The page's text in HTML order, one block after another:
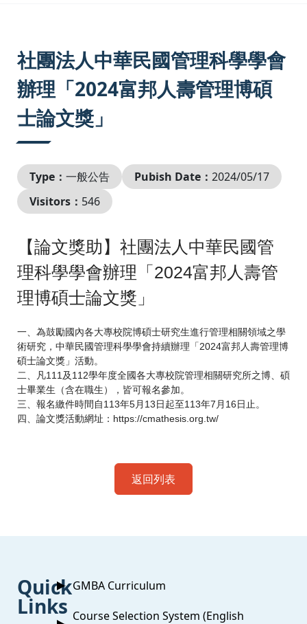
社團法人中華民國管理科學學會
辦理「2024富邦人壽管理博碩
士論文獎」
Type： 一般公告 Pubish Date： 2024/05/17
Visitors： 546
【論文獎助】社團法人中華民國管
理科學學會辦理「2024富邦人壽管
理博碩士論文獎」
一、為鼓勵國內各大專校院博碩士研究生進行管理相關領域之學
術研究，中華民國管理科學學會持續辦理「2024富邦人壽管理博
碩士論文獎」活動。
二、凡111及112學年度全國各大專校院管理相關研究所之博、碩
士畢業生（含在職生），皆可報名參加。
三、報名繳件時間自113年5月13日起至113年7月16日止。
四、論文獎活動網址：https://cmathesis.org.tw/
返回列表
Quick
Links
GMBA Curriculum
Course Selection System (English